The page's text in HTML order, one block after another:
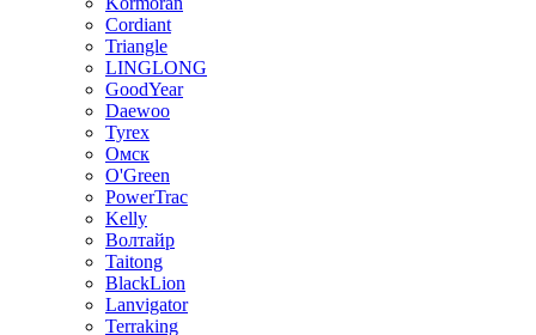
Cordiant
Triangle
LINGLONG
GoodYear
Daewoo
Tyrex
Омск
O'Green
PowerTrac
Kelly
Волтайр
Taitong
BlackLion
Lanvigator
Terraking